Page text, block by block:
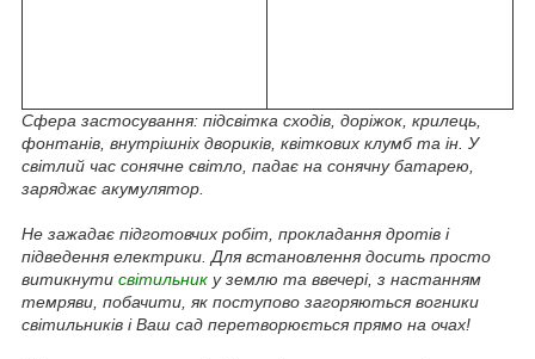
Сфера застосування: підсвітка сходів, доріжок, крилець,
фонтанів, внутрішніх двориків, квіткових клумб та ін. У
світлий час сонячне світло, падає на сонячну батарею,
заряджає акумулятор.
Не зажадає підготовчих робіт, прокладання дротів і
підведення електрики. Для встановлення досить просто
витикнути світильник у землю та ввечері, з настанням
темряви, побачити, як поступово загоряються вогники
світильників і Ваш сад перетворюється прямо на очах!